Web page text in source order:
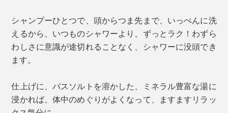
シャンプーひとつで、頭からつま先まで、いっぺんに洗
えるから、いつものシャワーより、ずっとラク！わずら
わしさに意識が途切れることなく、シャワーに没頭でき
ます。
仕上げに、バスソルトを溶かした、ミネラル豊富な湯に
浸かれば、体中のめぐりがよくなって、ますますリラッ